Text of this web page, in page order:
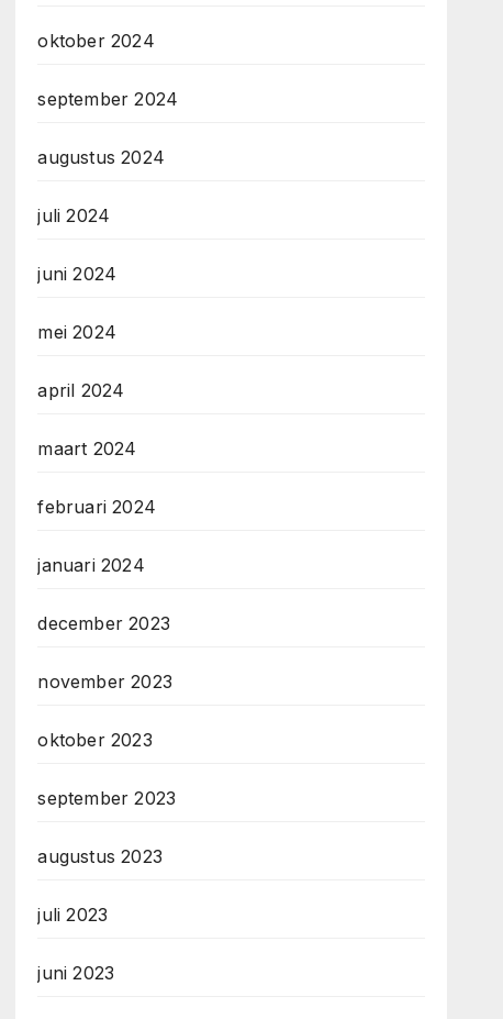
oktober 2024
september 2024
augustus 2024
juli 2024
juni 2024
mei 2024
april 2024
maart 2024
februari 2024
januari 2024
december 2023
november 2023
oktober 2023
september 2023
augustus 2023
juli 2023
juni 2023